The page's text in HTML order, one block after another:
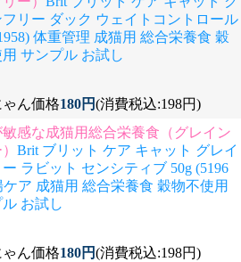
フリー ダック ウェイトコントロール
体重管理 成猫用 総合栄養食 穀
サンプル お試し
ゃん価格180円(消費税込:198円)
敏感な成猫用総合栄養食（グレイン
Brit ブリット ケア キャット グレイ
ラビット センシティブ 50g (5196
ケア 成猫用 総合栄養食 穀物不使用
お試し
ゃん価格180円(消費税込:198円)